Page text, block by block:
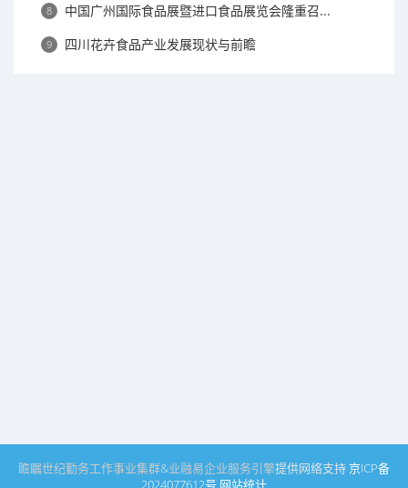
8 中国广州国际食品展暨进口食品展览会隆重召...
9 四川花卉食品产业发展现状与前瞻
瞻瞩世纪勤务工作事业集群&业融易企业服务引擎提供网络支持京ICP备
2024077612号 网站统计